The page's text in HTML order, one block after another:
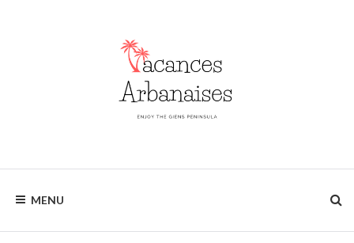
ARBANAISES
GiensMENU